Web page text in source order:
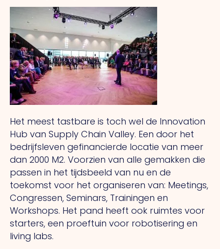
Het meest tastbare is toch wel de Innovation
Hub van Supply Chain Valley. Een door het
bedrijfsleven gefinancierde locatie van meer
dan 2000 M2. Voorzien van alle gemakken die
passen in het tijdsbeeld van nu en de
toekomst voor het organiseren van: Meetings,
Congressen, Seminars, Trainingen en
Workshops. Het pand heeft ook ruimtes voor
starters, een proeftuin voor robotisering en
living labs.